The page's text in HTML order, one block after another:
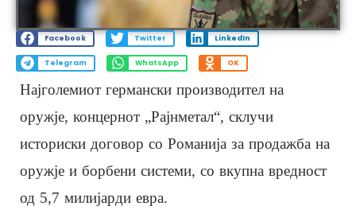
Facebook Twitter LinkedIn
Telegram WhatsApp OK
Најголемиот германски производител на
оружје, концернот „Рајнметал“, склучи
историски договор со Романија за продажба на
оружје и борбени системи, со вкупна вредност
од 5,7 милијарди евра.